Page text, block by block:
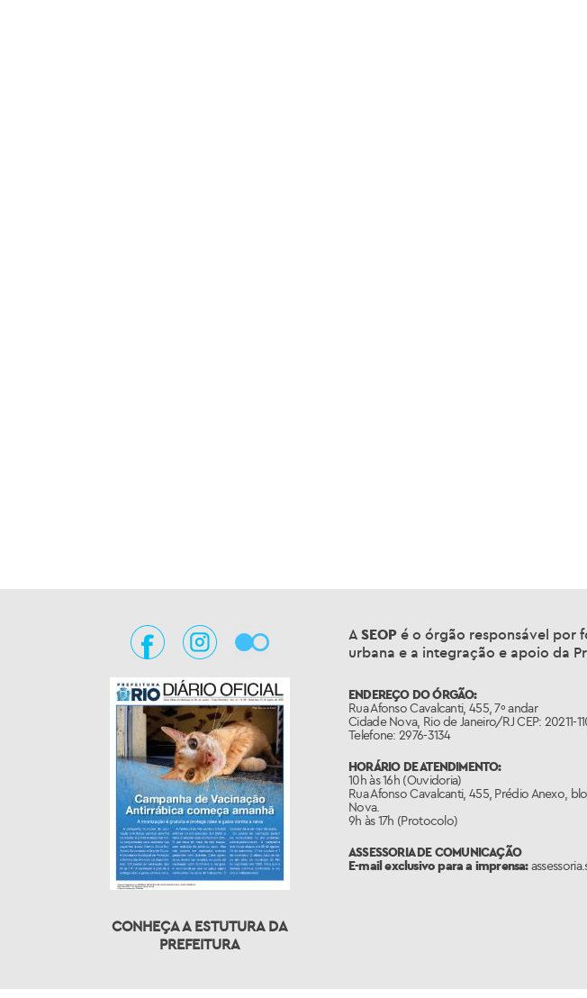
CONHEÇA A ESTUTURA DA
PREFEITURA
A SEOP é o órgão responsável por
urbana e a integração e apoio da
ENDEREÇO DO ÓRGÃO:
Rua Afonso Cavalcanti, 455, 7º andar
Cidade Nova, Rio de Janeiro/RJ CEP: 20211-
Telefone: 2976-3134
HORÁRIO DE ATENDIMENTO:
10h às 16h (Ouvidoria)
Rua Afonso Cavalcanti, 455, Prédio Anexo,
Nova.
9h às 17h (Protocolo)
ASSESSORIA DE COMUNICAÇÃO
E-mail exclusivo para a imprensa: